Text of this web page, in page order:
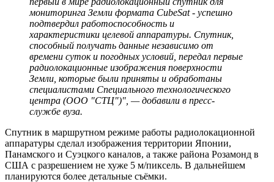
мониторинга Земли формата CubeSat - успешно
подтвердил работоспособность и
характеристики целевой аппаратуры. Спутник,
способный получать данные независимо от
времени суток и погодных условий, передал первые
радиолокационные изображения поверхности
Земли, которые были приняты и обработаны
специалистами Специального технологического
центра (ООО "СТЦ")", — добавили в пресс-
службе вуза.
Спутник в маршрутном режиме работы радиолокационной
аппаратуры сделал изображения территории Японии,
Панамского и Суэцкого каналов, а также района Розамонд в
США с разрешением не хуже 5 м/пиксель. В дальнейшем
планируются более детальные съёмки.